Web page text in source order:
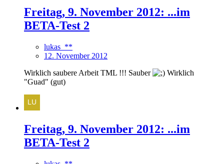
Freitag, 9. November 2012: ...im
BETA-Test 2
lukas_**
12. November 2012
Wirklich saubere Arbeit TML !!! Sauber
Wirklich
"Guad" (gut)
Freitag, 9. November 2012: ...im
BETA-Test 2